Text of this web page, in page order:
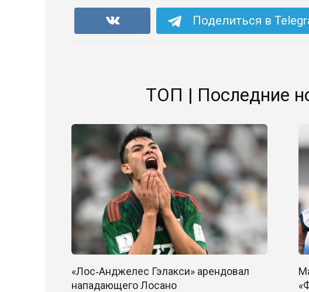
Поделиться в
ТОП | Последние
«Лос‑Анджелес Гэлакси» арендовал
нападающего Лосано